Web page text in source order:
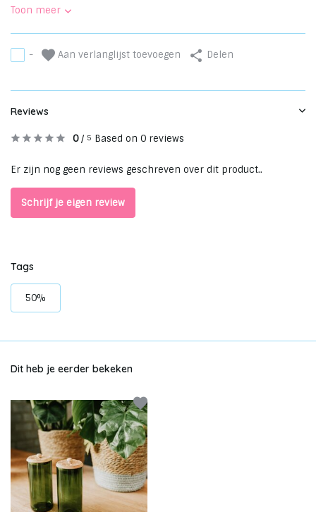
Toon meer
- Aan verlanglijst toevoegen Delen
Reviews
0/ 5 Based on 0 reviews
Er zijn nog geen reviews geschreven over dit product..
Schrijf je eigen review
Tags
50%
Dit heb je eerder bekeken